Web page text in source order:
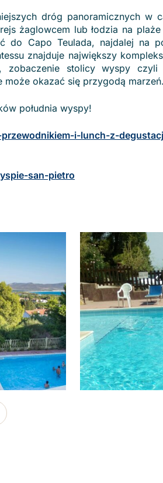
dróg panoramicznych w
żaglowcem lub łodzia na
Capo Teulada, najdalej na
znajduje największy
stolicy wyspy czyli
może okazać się przygodą marzeń.
południa wyspy!
i-lunch-z-
san-pietro